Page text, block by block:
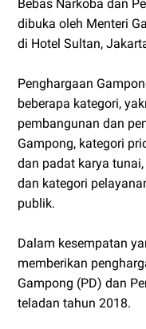
Bebas Narkoba dan
dibuka oleh Menteri
di Hotel Sultan,
Penghargaan
beberapa kategori,
pembangunan dan
Gampong, kategori
dan padat karya
dan kategori
publik.
Dalam kesempatan
memberikan
Gampong (PD) dan
teladan tahun 2018.